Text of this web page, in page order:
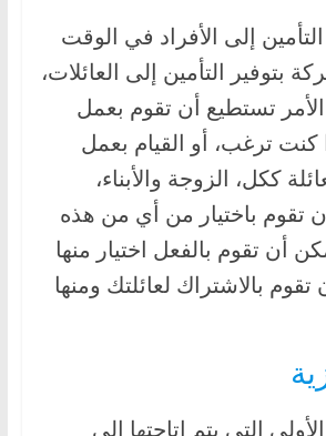
إلى الأفراد في الوقت
بتوفير التأمين إلى العائلات،
تستطيع أن تقوم بعمل
كنت ترغب، أو القيام بعمل
ككل، الزوجة والأبناء،
تقوم باختيار من أي من هذه
أن تقوم بالفعل اختيار منها
بالاشتراك لعائلتك ومنها
التي يتم إتاحتها إلى